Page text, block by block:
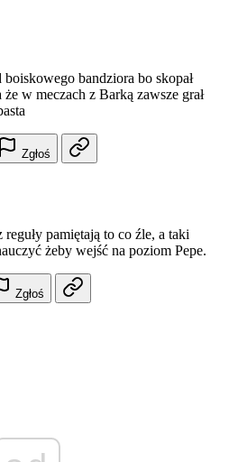
bandziora bo skopał
w meczach z Barką zawsze grał
Zgłoś
reguły pamiętają to co źle, a taki
żeby wejść na poziom Pepe.
Zgłoś